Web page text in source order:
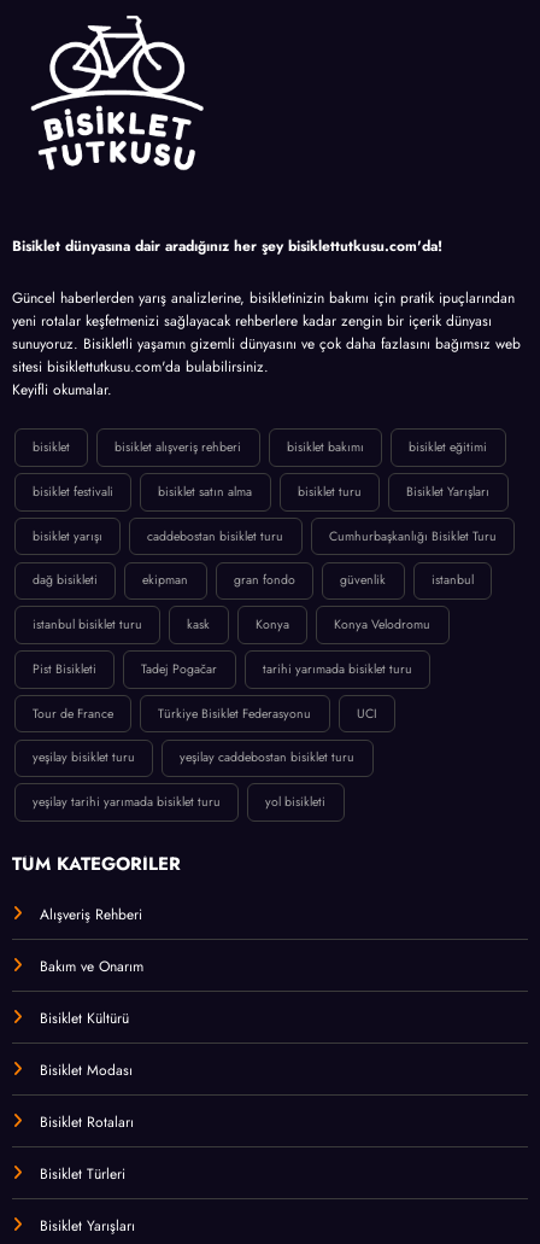
Bisiklet dünyasına dair aradığınız her şey bisiklettutkusu.com'da!
Güncel haberlerden yarış analizlerine, bisikletinizin bakımı için pratik ipuçlarından
yeni rotalar keşfetmenizi sağlayacak rehberlere kadar zengin bir içerik dünyası
sunuyoruz. Bisikletli yaşamın gizemli dünyasını ve çok daha fazlasını bağımsız web
sitesi bisiklettutkusu.com'da bulabilirsiniz.
Keyifli okumalar.
bisiklet bisiklet alışveriş rehberi bisiklet bakımı bisiklet eğitimi
bisiklet festivali bisiklet satın alma bisiklet turu Bisiklet Yarışları
bisiklet yarışı caddebostan bisiklet turu Cumhurbaşkanlığı Bisiklet Turu
dağ bisikleti ekipman gran fondo güvenlik istanbul
istanbul bisiklet turu kask Konya Konya Velodromu
Pist Bisikleti Tadej Pogačar tarihi yarımada bisiklet turu
Tour de France Türkiye Bisiklet Federasyonu UCI
yeşilay bisiklet turu yeşilay caddebostan bisiklet turu
yeşilay tarihi yarımada bisiklet turu yol bisikleti
TÜM KATEGORİLER
Alışveriş Rehberi
Bakım ve Onarım
Bisiklet Kültürü
Bisiklet Modası
Bisiklet Rotaları
Bisiklet Türleri
Bisiklet Yarışları